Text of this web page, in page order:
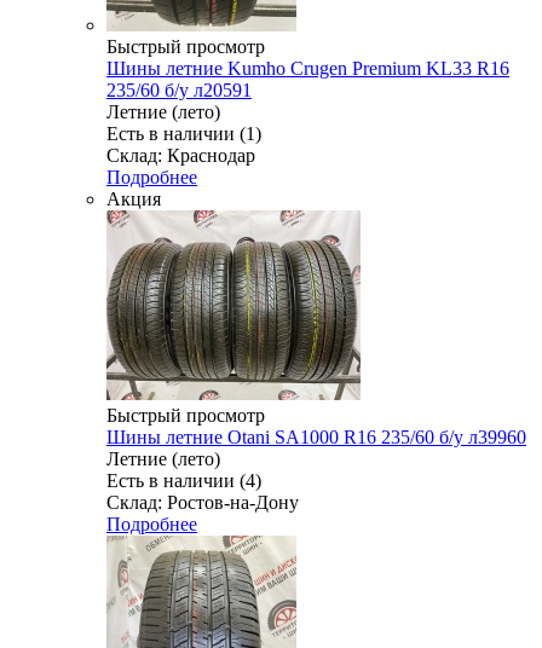
Быстрый просмотр
Шины летние Kumho Crugen Premium KL33 R16
235/60 б/у л20591
Летние (лето)
Есть в наличии (1)
Склад: Краснодар
Подробнее
Акция
Быстрый просмотр
Шины летние Otani SA1000 R16 235/60 б/у л39960
Летние (лето)
Есть в наличии (4)
Склад: Ростов-на-Дону
Подробнее